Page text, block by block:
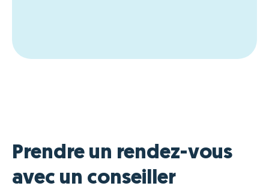
Prendre un rendez-vous
avec un conseiller